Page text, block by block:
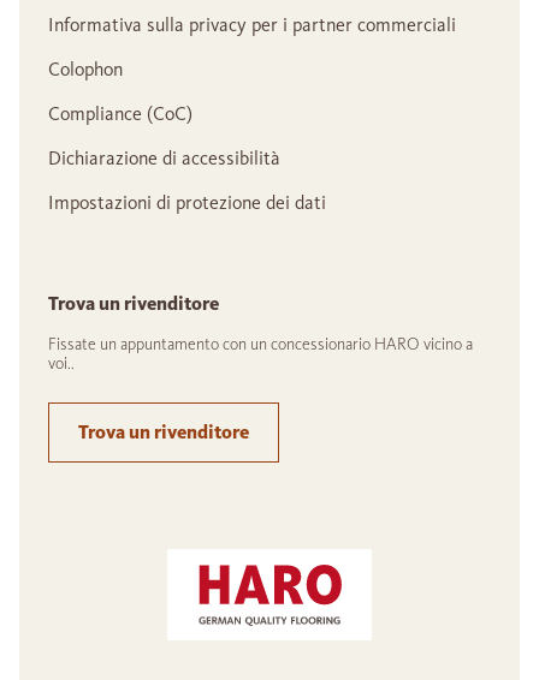
Informativa sulla privacy per i partner commerciali
Colophon
Compliance (CoC)
Dichiarazione di accessibilità
Impostazioni di protezione dei dati
Trova un rivenditore
Fissate un appuntamento con un concessionario HARO vicino a
voi..
Trova un rivenditore